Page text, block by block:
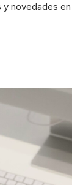
y novedades